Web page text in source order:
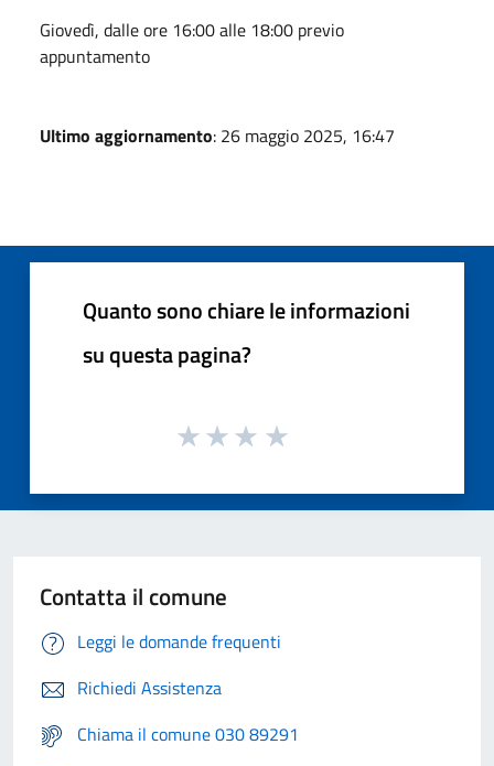
Giovedì, dalle ore 16:00 alle 18:00 previo
appuntamento
Ultimo aggiornamento: 26 maggio 2025, 16:47
Quanto sono chiare le informazioni
su questa pagina?
Contatta il comune
Leggi le domande frequenti
Richiedi Assistenza
Chiama il comune 030 89291